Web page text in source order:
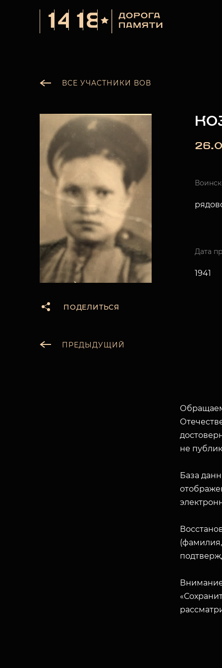
ВСЕ УЧАСТНИКИ ВОВ
ПОДЕЛИТЬСЯ
Дата
1941
ПРЕДЫДУЩИЙ
не
База